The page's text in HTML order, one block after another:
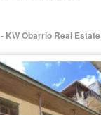
KW Obarrio Real Estate